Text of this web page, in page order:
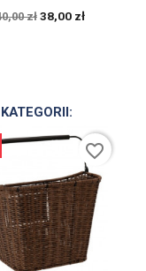
zł 38,00 zł
favorite_border